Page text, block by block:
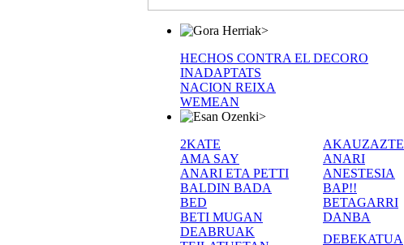
>
HECHOS CONTRA EL DECORO
INADAPTATS
NACION REIXA
WEMEAN
>
2KATE
AKAUZAZTE
AMA SAY
ANARI
ANARI ETA PETTI
ANESTESIA
BALDIN BADA
BAP!!
BED
BETAGARRI
BETI MUGAN
DANBA
DEABRUAK
DEBEKATUA